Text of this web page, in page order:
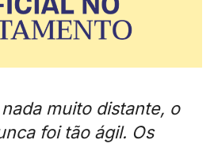
muito distante, o
foi tão ágil. Os